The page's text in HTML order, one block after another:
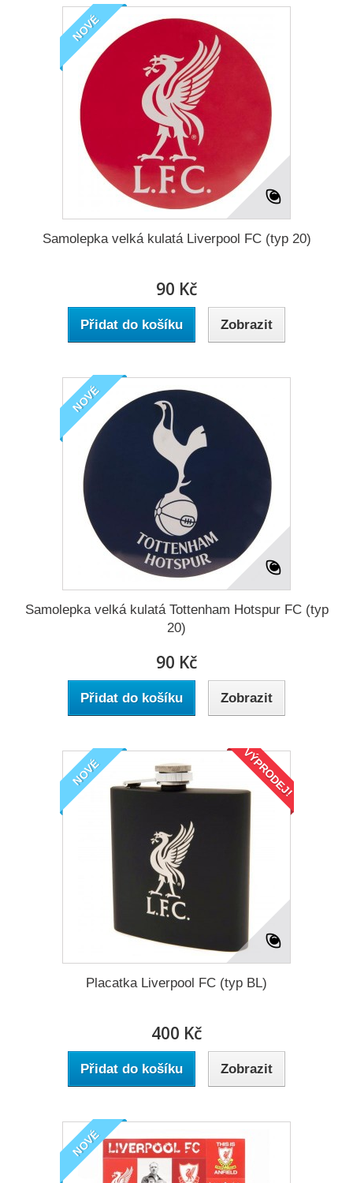
NOVÉ
Samolepka velká kulatá Liverpool FC (typ 20)
90 Kč
Přidat do košíku Zobrazit
NOVÉ
Samolepka velká kulatá Tottenham Hotspur FC (typ
20)
90 Kč
Přidat do košíku Zobrazit
NOVÉ VÝPRODEJ!
Placatka Liverpool FC (typ BL)
400 Kč
Přidat do košíku Zobrazit
NOVÉ